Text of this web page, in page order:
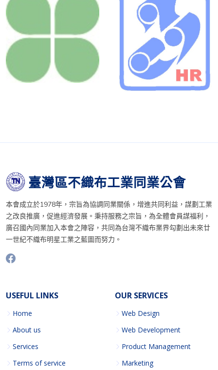
臺灣區不織布工業同業公會
本會成立於1978年，宗旨為協調同業關係，增進共同利益，謀劃工業
之改良推廣，促進經濟發展。秉持服務之宗旨，為全體會員謀福利，
廣召國內同業加入本會之陣容，共同為台灣不織布業界勾劃出未來廿
一世紀不織布明星工業之藍圖而努力。
USEFUL LINKS
Home
About us
Services
Terms of service
OUR SERVICES
Web Design
Web Development
Product Management
Marketing